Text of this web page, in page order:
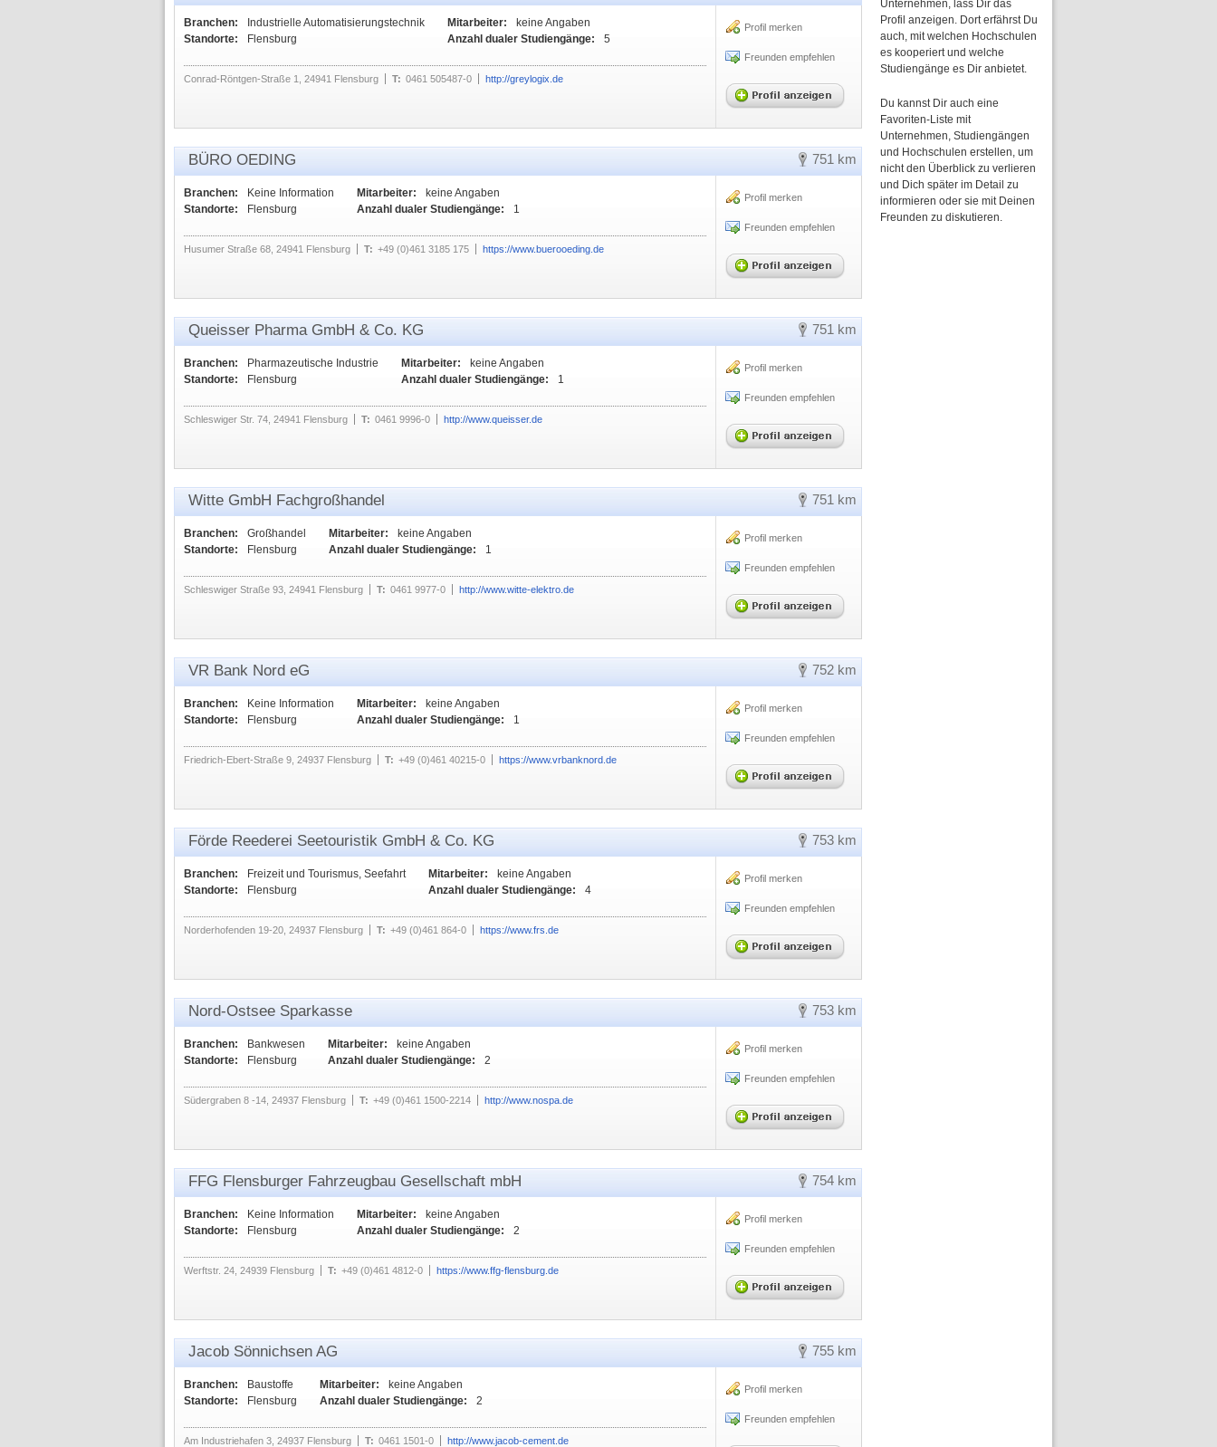
Branchen:
Industrielle Automatisierungstechnik
Standorte:
Flensburg
Mitarbeiter:
keine Angaben
Anzahl dualer Studiengänge:
5
Conrad-Röntgen-Straße 1, 24941 Flensburg T: 0461 505487-0 http://greylogix.de
Profil merken
Freunden empfehlen
751 km
BÜRO OEDING
Branchen:
Keine Information
Standorte:
Flensburg
Mitarbeiter:
keine Angaben
Anzahl dualer Studiengänge:
1
Husumer Straße 68, 24941 Flensburg T: +49 (0)461 3185 175 https://www.buerooeding.de
Profil merken
Freunden empfehlen
751 km
Queisser Pharma GmbH & Co. KG
Branchen:
Pharmazeutische Industrie
Standorte:
Flensburg
Mitarbeiter:
keine Angaben
Anzahl dualer Studiengänge:
1
Schleswiger Str. 74, 24941 Flensburg T: 0461 9996-0 http://www.queisser.de
Profil merken
Freunden empfehlen
751 km
Witte GmbH Fachgroßhandel
Branchen:
Großhandel
Standorte:
Flensburg
Mitarbeiter:
keine Angaben
Anzahl dualer Studiengänge:
1
Schleswiger Straße 93, 24941 Flensburg T: 0461 9977-0 http://www.witte-elektro.de
Profil merken
Freunden empfehlen
752 km
VR Bank Nord eG
Branchen:
Keine Information
Standorte:
Flensburg
Mitarbeiter:
keine Angaben
Anzahl dualer Studiengänge:
1
Friedrich-Ebert-Straße 9, 24937 Flensburg T: +49 (0)461 40215-0 https://www.vrbanknord.de
Profil merken
Freunden empfehlen
753 km
Förde Reederei Seetouristik GmbH & Co. KG
Branchen:
Freizeit und Tourismus, Seefahrt
Standorte:
Flensburg
Mitarbeiter:
keine Angaben
Anzahl dualer Studiengänge:
4
Norderhofenden 19-20, 24937 Flensburg T: +49 (0)461 864-0 https://www.frs.de
Profil merken
Freunden empfehlen
753 km
Nord-Ostsee Sparkasse
Branchen:
Bankwesen
Standorte:
Flensburg
Mitarbeiter:
keine Angaben
Anzahl dualer Studiengänge:
2
Südergraben 8 -14, 24937 Flensburg T: +49 (0)461 1500-2214 http://www.nospa.de
Profil merken
Freunden empfehlen
754 km
FFG Flensburger Fahrzeugbau Gesellschaft mbH
Branchen:
Keine Information
Standorte:
Flensburg
Mitarbeiter:
keine Angaben
Anzahl dualer Studiengänge:
2
Werftstr. 24, 24939 Flensburg T: +49 (0)461 4812-0 https://www.ffg-flensburg.de
Profil merken
Freunden empfehlen
755 km
Jacob Sönnichsen AG
Branchen:
Baustoffe
Standorte:
Flensburg
Mitarbeiter:
keine Angaben
Anzahl dualer Studiengänge:
2
Am Industriehafen 3, 24937 Flensburg T: 0461 1501-0 http://www.jacob-cement.de
Profil merken
Freunden empfehlen
Unternehmen, lass Dir das
Profil anzeigen. Dort erfährst Du
auch, mit welchen Hochschulen
es kooperiert und welche
Studiengänge es Dir anbietet.
Du kannst Dir auch eine
Favoriten-Liste mit
Unternehmen, Studiengängen
und Hochschulen erstellen, um
nicht den Überblick zu verlieren
und Dich später im Detail zu
informieren oder sie mit Deinen
Freunden zu diskutieren.